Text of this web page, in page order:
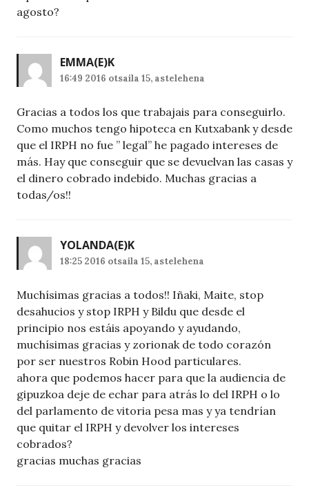
agosto?
EMMA(E)K
16:49 2016 otsaila 15, astelehena
Gracias a todos los que trabajais para conseguirlo.
Como muchos tengo hipoteca en Kutxabank y desde
que el IRPH no fue ” legal” he pagado intereses de
más. Hay que conseguir que se devuelvan las casas y
el dinero cobrado indebido. Muchas gracias a
todas/os!!
YOLANDA(E)K
18:25 2016 otsaila 15, astelehena
Muchísimas gracias a todos!! Iñaki, Maite, stop
desahucios y stop IRPH y Bildu que desde el
principio nos estáis apoyando y ayudando,
muchísimas gracias y zorionak de todo corazón
por ser nuestros Robin Hood particulares.
ahora que podemos hacer para que la audiencia de
gipuzkoa deje de echar para atrás lo del IRPH o lo
del parlamento de vitoria pesa mas y ya tendrían
que quitar el IRPH y devolver los intereses
cobrados?
gracias muchas gracias